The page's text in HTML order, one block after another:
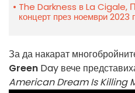
The Darkness в La Cigale,
концерт през ноември 2023
За да накарат
Green Day вече
American Dream Is Killing